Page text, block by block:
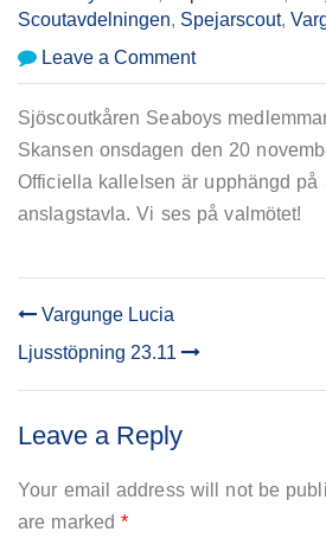
Scoutavdelningen, Spejarscout,
Leave a Commenton
Valmöte
Sjöscoutkåren Seaboys
Skansen onsdagen den 20
Officiella kallelsen är upphängd på
anslagstavla. Vi ses på valmötet!
POST
NAVIGATION
Vargunge Lucia
Ljusstöpning 23.11
Leave a Reply
Your email address will not be
are marked*